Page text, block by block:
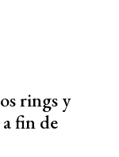
rings y
fin de